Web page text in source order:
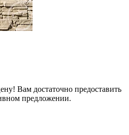
Вам достаточно предоставить
предложении.